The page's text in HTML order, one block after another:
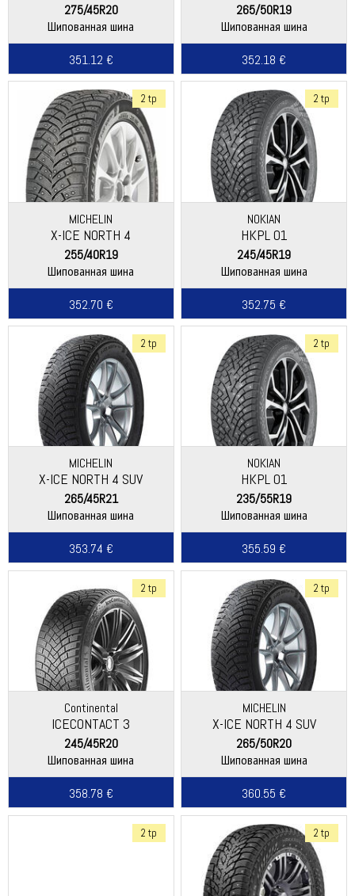
275/45R20
Шипованная шина
351.12 €
265/50R19
Шипованная шина
352.18 €
2 tp
MICHELIN
X-ICE NORTH 4
255/40R19
Шипованная шина
352.70 €
2 tp
NOKIAN
HKPL 01
245/45R19
Шипованная шина
352.75 €
2 tp
MICHELIN
X-ICE NORTH 4 SUV
265/45R21
Шипованная шина
353.74 €
2 tp
NOKIAN
HKPL 01
235/55R19
Шипованная шина
355.59 €
2 tp
Continental
ICECONTACT 3
245/45R20
Шипованная шина
358.78 €
2 tp
MICHELIN
X-ICE NORTH 4 SUV
265/50R20
Шипованная шина
360.55 €
2 tp 2 tp